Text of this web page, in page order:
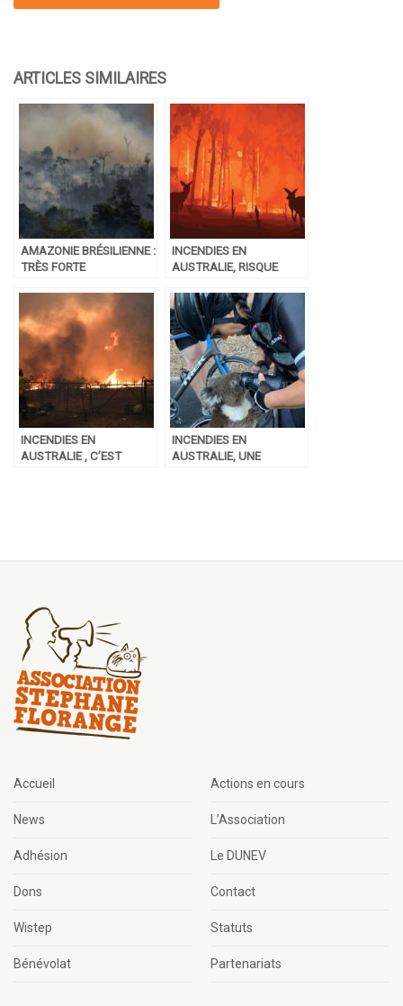
AMAZONIE BRÉSILIENNE :
TRÈS FORTE
INCENDIES
INCENDIES EN
AUSTRALIE, RISQUE
D’ESPECES ?
INCENDIES EN
AUSTRALIE , C’EST
INCENDIES EN
AUSTRALIE, UNE
Accueil Actions en cours
News L’Association
Adhésion Le DUNEV
Dons Contact
Wistep Statuts
Bénévolat Partenariats